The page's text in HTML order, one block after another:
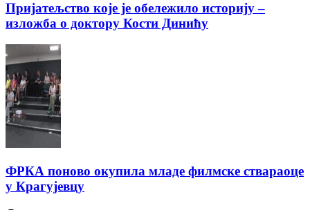
Пријатељство које је обележило историју –
изложба о доктору Кости Динићу
ФРКА поново окупила младе филмске ствараоце
у Крагујевцу